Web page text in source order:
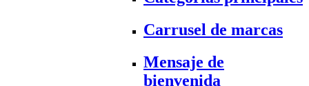
Carrusel de marcas
Mensaje de
bienvenida